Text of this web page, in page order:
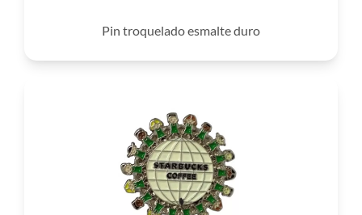
Pin troquelado esmalte duro